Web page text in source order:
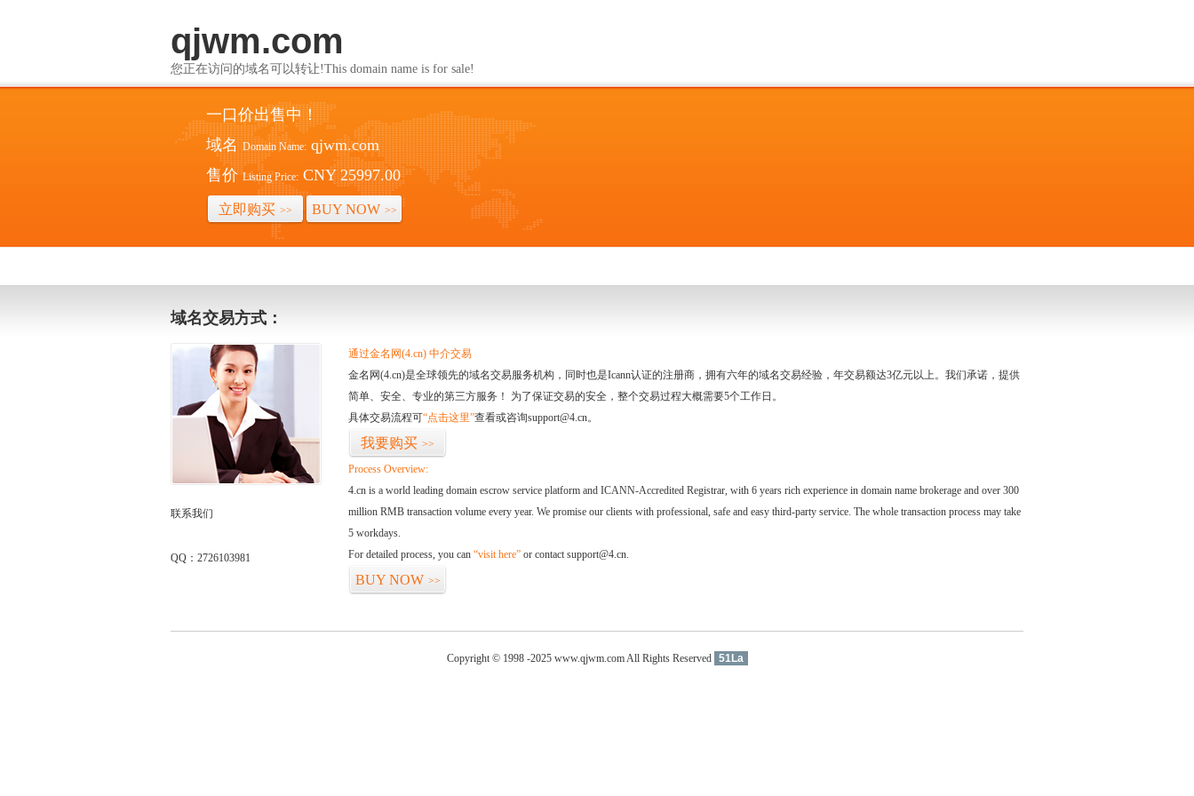
qjwm.com
您正在访问的域名可以转让!This domain name is for sale!
一口价出售中！
域名 Domain Name: qjwm.com
售价 Listing Price: CNY 25997.00
立即购买 >> BUY NOW >>
域名交易方式：
联系我们
QQ：2726103981
通过金名网(4.cn) 中介交易
金名网(4.cn)是全球领先的域名交易服务机构，同时也是Icann认证的注册商，拥有六年的域名交易经验，年交易额达3亿元以上。我们承诺，提供
简单、安全、专业的第三方服务！ 为了保证交易的安全，整个交易过程大概需要5个工作日。
具体交易流程可“点击这里”查看或咨询support@4.cn。
我要购买 >>
Process Overview:
4.cn is a world leading domain escrow service platform and ICANN-Accredited Registrar, with 6 years rich experience in domain name brokerage and over 300
million RMB transaction volume every year. We promise our clients with professional, safe and easy third-party service. The whole transaction process may take
5 workdays.
For detailed process, you can “visit here” or contact support@4.cn.
BUY NOW >>
Copyright © 1998 -2025 www.qjwm.com All Rights Reserved 51La